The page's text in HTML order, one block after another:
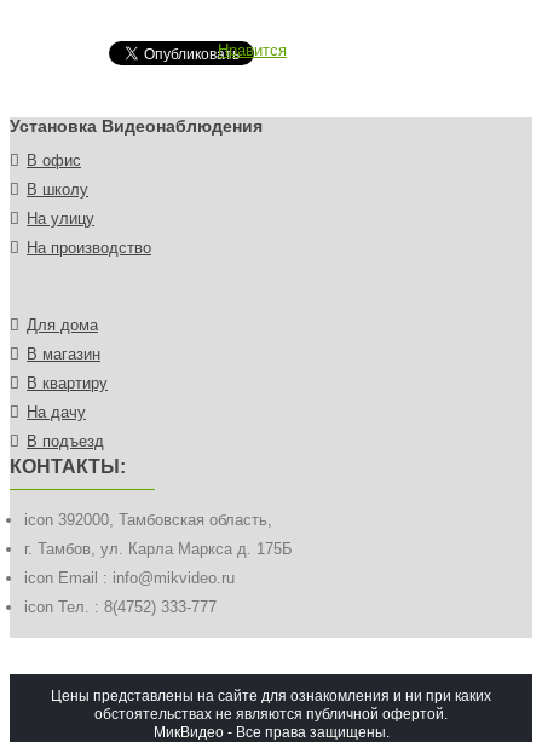
Нравится
Установка Видеонаблюдения
В офис
В школу
На улицу
На производство
Для дома
В магазин
В квартиру
На дачу
В подъезд
КОНТАКТЫ:
icon 392000, Тамбовская область,
г. Тамбов, ул. Карла Маркса д. 175Б
icon Email : info@mikvideo.ru
icon Тел. : 8(4752) 333-777
Цены представлены на сайте для ознакомления и ни при каких
обстоятельствах не являются публичной офертой.
МикВидео - Все права защищены.